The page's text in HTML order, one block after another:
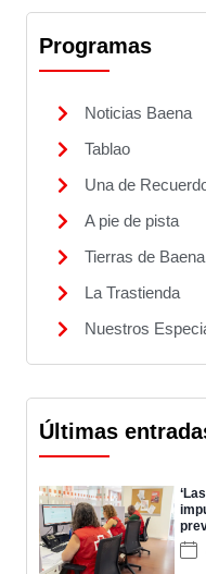
Programas
Noticias Baena
Tablao
Una de
A pie de pista
Tierras de Baena
La Trastienda
Nuestros
Últimas